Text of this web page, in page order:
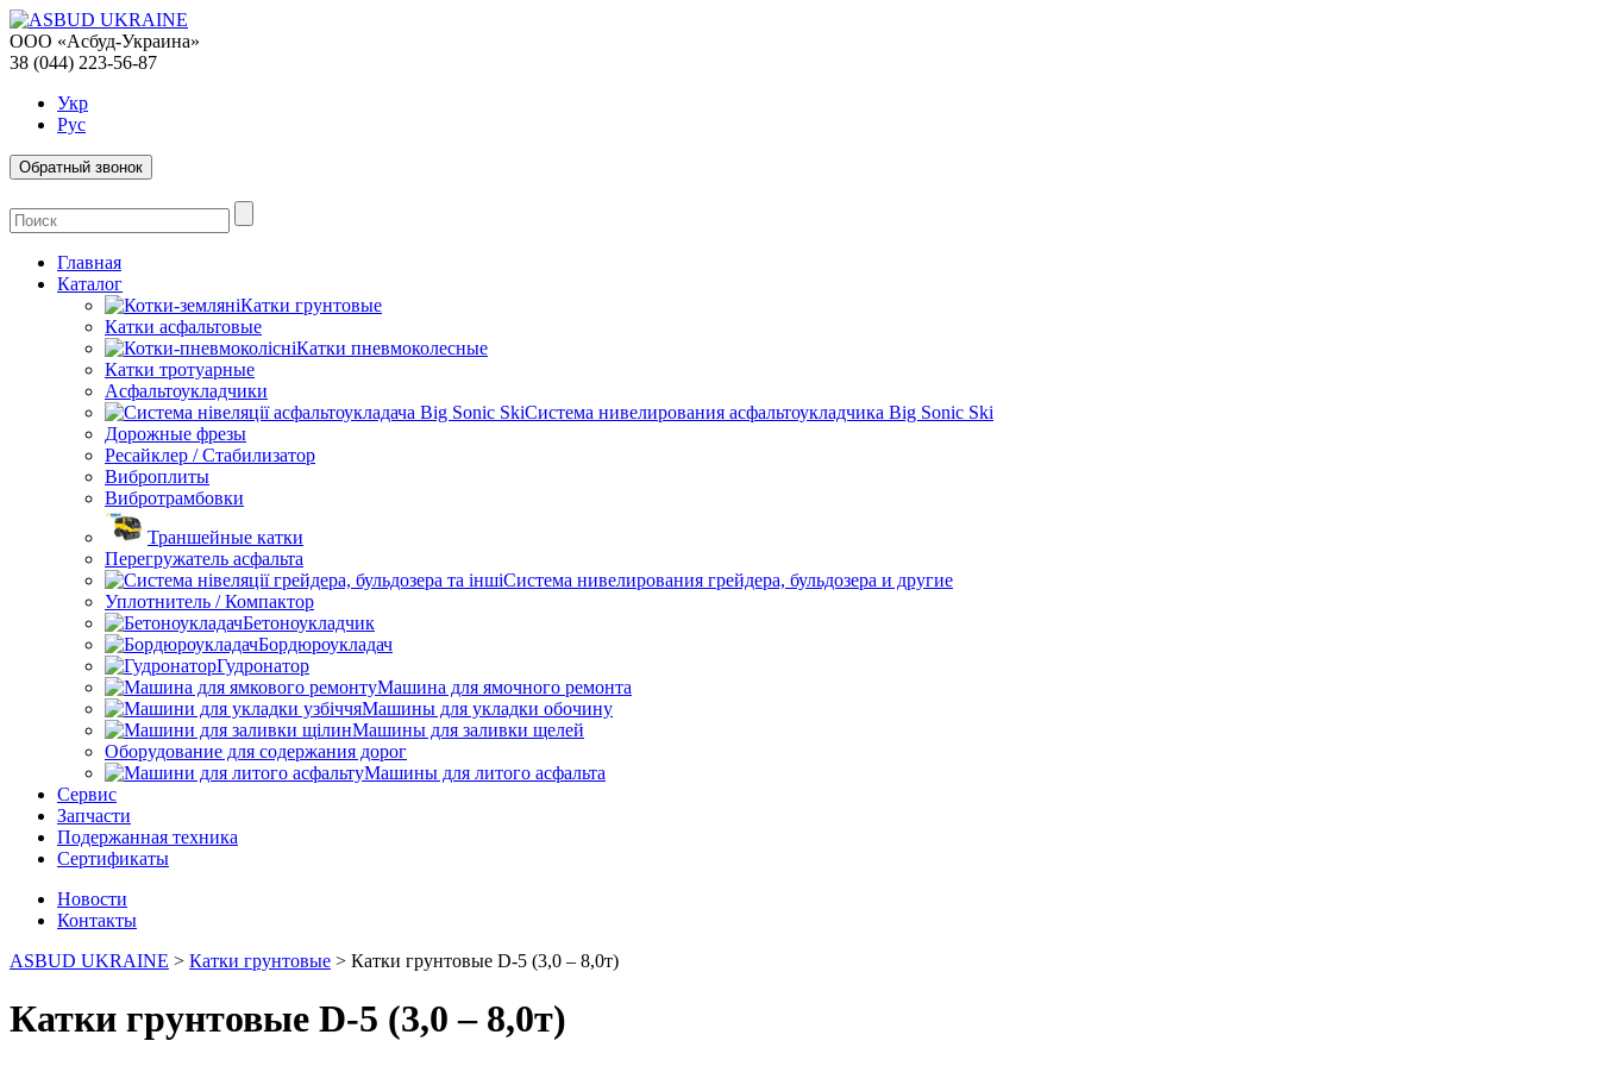
ООО «Асбуд-Украина»
38 (044) 223-56-87
Укр
Рус
Обратный звонок
Главная
Каталог
Катки грунтовые
Катки асфальтовые
Катки пневмоколесные
Катки тротуарные
Асфальтоукладчики
Система нивелирования асфальтоукладчика Big Sonic Ski
Дорожные фрезы
Ресайклер / Стабилизатор
Виброплиты
Вибротрамбовки
Траншейные катки
Перегружатель асфальта
Система нивелирования грейдера, бульдозера и другие
Уплотнитель / Компактор
Бетоноукладчик
Бордюроукладач
Гудронатор
Машина для ямочного ремонта
Машины для укладки обочину
Машины для заливки щелей
Оборудование для содержания дорог
Машины для литого асфальта
Сервис
Запчасти
Подержанная техника
Сертификаты
Новости
Контакты
ASBUD UKRAINE > Катки грунтовые > Катки грунтовые D-5 (3,0 – 8,0т)
Катки грунтовые D-5 (3,0 – 8,0т)